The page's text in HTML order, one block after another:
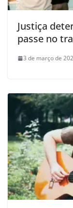
Justiça
passe no
3 de março de